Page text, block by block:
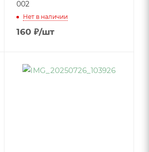
002
Нет в наличии
160 ₽/шт